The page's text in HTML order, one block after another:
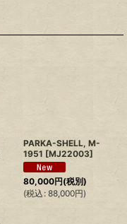
PARKA-SHELL, M-
1951 [MJ22003]
80,000円(税別)
(税込 : 88,000円)